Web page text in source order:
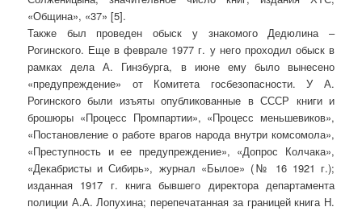
«Община», «37» [5].
Также был проведен обыск у знакомого Дедюлина –
Рогинского. Еще в феврале 1977 г. у него проходил обыск в
рамках дела А. Гинзбурга, в июне ему было вынесено
«предупреждение» от Комитета госбезопасности. У А.
Рогинского были изъяты опубликованные в СССР книги и
брошюры «Процесс Промпартии», «Процесс меньшевиков»,
«Постановление о работе врагов народа внутри комсомола»,
«Преступность и ее предупреждение», «Допрос Колчака»,
«Декабристы и Сибирь», журнал «Былое» (№ 16 1921 г.);
изданная 1917 г. книга бывшего директора департамента
полиции А.А. Лопухина; перепечатанная за границей книга Н.